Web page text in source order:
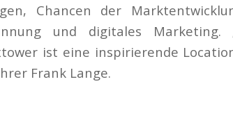
Chancen der
und digitales Marketing.
ist eine inspirierende
Frank Lange.